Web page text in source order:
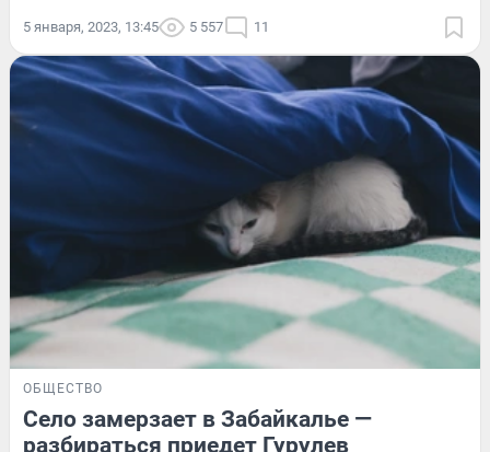
5 января, 2023, 13:45 5 557 11
ОБЩЕСТВО
Село замерзает в Забайкалье —
разбираться приедет Гурулев